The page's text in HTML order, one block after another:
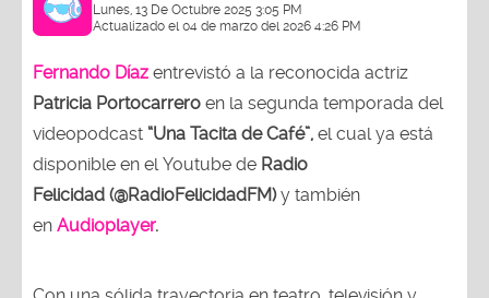
Lunes, 13 De Octubre 2025 3:05 PM
Actualizado el 04 de marzo del 2026 4:26 PM
Fernando Díaz entrevistó a la reconocida actriz
Patricia Portocarrero en la segunda temporada del
videopodcast “Una Tacita de Café”, el cual ya está
disponible en el Youtube de Radio
Felicidad (@RadioFelicidadFM)y también
en Audioplayer.